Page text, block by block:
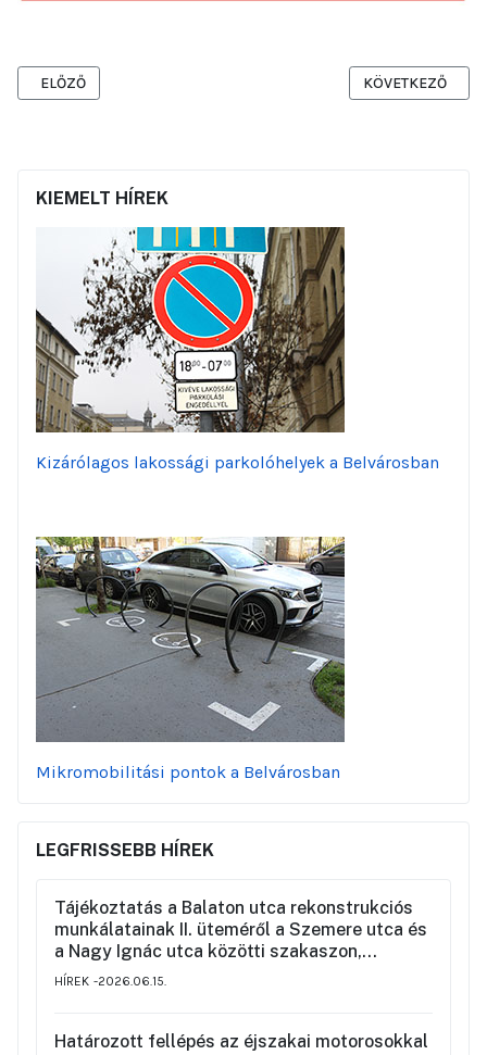
ELŐZŐ CIKK: TÁJÉKOZTATÁS A GARIBALDI UTCA FELÜLETÉNEK
ELŐZŐ KÖVETKEZŐ
KÖVETKEZŐ
KIEMELT HÍREK
Kizárólagos lakossági parkolóhelyek a Belvárosban
Mikromobilitási pontok a Belvárosban
LEGFRISSEBB HÍREK
Tájékoztatás a Balaton utca rekonstrukciós
munkálatainak II. üteméről a Szemere utca és
a Nagy Ignác utca közötti szakaszon,
valamint a környék ideiglenes forgalmi
HÍREK 2026.06.15.
Határozott fellépés az éjszakai motorosokkal